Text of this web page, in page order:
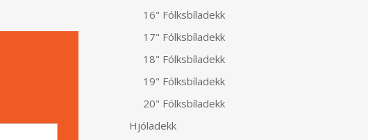
16" Fólksbíladekk
17" Fólksbíladekk
18" Fólksbíladekk
19" Fólksbíladekk
20" Fólksbíladekk
Hjóladekk